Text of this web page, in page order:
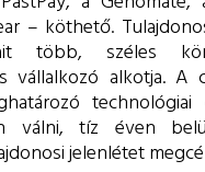
– köthető.
több, széles
vállalkozó alkotja. A
technológiai
válni, tíz éven
jelenlétet